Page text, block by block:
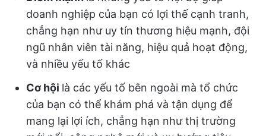
doanh nghiệp của bạn có lợi thế cạnh tranh,
chẳng hạn như uy tín thương hiệu mạnh, đội
ngũ nhân viên tài năng, hiệu quả hoạt động,
và nhiều yếu tố khác
Cơ hội là các yếu tố bên ngoài mà tổ chức
của bạn có thể khám phá và tận dụng để
mang lại lợi ích, chẳng hạn như thị trường